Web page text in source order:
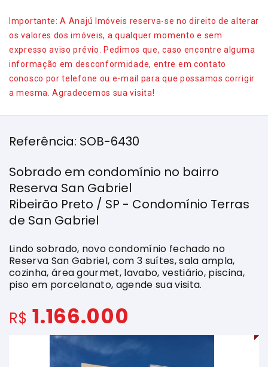
Importante: A Anajú Imóveis reserva-se no direito de alterar
os valores dos imóveis, a qualquer momento e sem
expresso aviso prévio. Pedimos que, caso encontre alguma
informação em desconformidade, entre em contato
conosco por telefone ou e-mail para que possamos corrigir
a mesma. Agradecemos sua visita!
Referência: SOB-6430
Sobrado em condomínio no bairro
Reserva San Gabriel
Ribeirão Preto / SP - Condomínio Terras
de San Gabriel
Lindo sobrado, novo condomínio fechado no
Reserva San Gabriel, com 3 suítes, sala ampla,
cozinha, área gourmet, lavabo, vestiário, piscina,
piso em porcelanato, agende sua visita.
R$ 1.166.000